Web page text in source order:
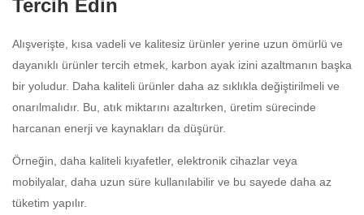
Tercih Edin
Alışverişte, kısa vadeli ve kalitesiz ürünler yerine uzun ömürlü ve
dayanıklı ürünler tercih etmek, karbon ayak izini azaltmanın başka
bir yoludur. Daha kaliteli ürünler daha az sıklıkla değiştirilmeli ve
onarılmalıdır. Bu, atık miktarını azaltırken, üretim sürecinde
harcanan enerji ve kaynakları da düşürür.
Örneğin, daha kaliteli kıyafetler, elektronik cihazlar veya
mobilyalar, daha uzun süre kullanılabilir ve bu sayede daha az
tüketim yapılır.